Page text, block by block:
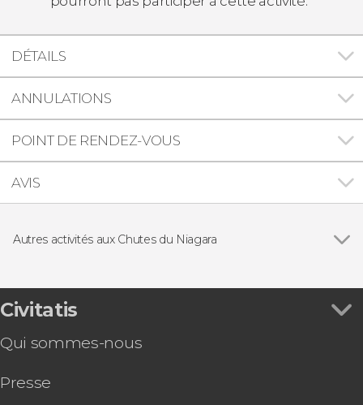
DÉTAILS
ANNULATIONS
POINT DE RENDEZ-VOUS
AVIS
Autres activités aux Chutes du Niagara
Visite guidée des chutes du Niagara en petit
Cataratas del Niágara al completo en 2 días
Civitatis
Qui sommes-nous
Presse